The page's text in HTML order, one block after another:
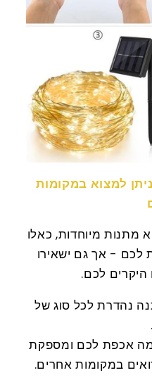
למצוא במקומות
מתנות מיוחדות, כאלו
לכם - אך גם ישאירו
לכם.
נהדרת לכל סוג של
אכפת לכם ומספקת
במקומות אחרים.